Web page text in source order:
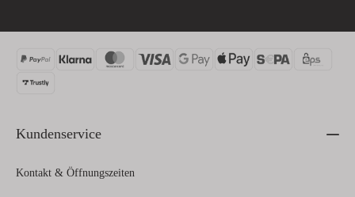
Kundenservice
Kontakt & Öffnungszeiten